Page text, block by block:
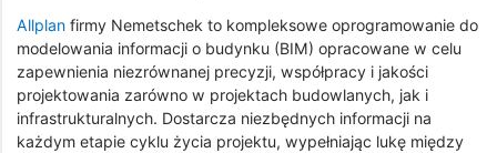
Allplan firmy Nemetschek to kompleksowe oprogramowanie do
modelowania informacji o budynku (BIM) opracowane w celu
zapewnienia niezrównanej precyzji, współpracy i jakości
projektowania zarówno w projektach budowlanych, jak i
infrastrukturalnych. Dostarcza niezbędnych informacji na
każdym etapie cyklu życia projektu, wypełniając lukę między